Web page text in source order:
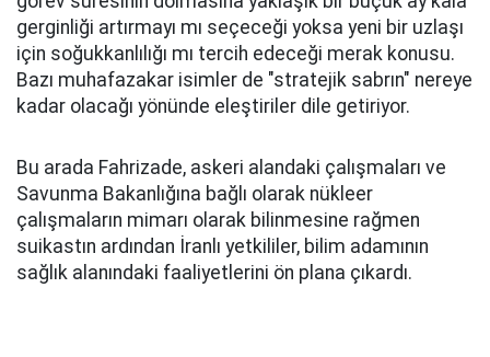
gerginliği artırmayı mı seçeceği yoksa yeni bir uzlaşı
için soğukkanlılığı mı tercih edeceği merak konusu.
Bazı muhafazakar isimler de "stratejik sabrın" nereye
kadar olacağı yönünde eleştiriler dile getiriyor.
Bu arada Fahrizade, askeri alandaki çalışmaları ve
Savunma Bakanlığına bağlı olarak nükleer
çalışmaların mimarı olarak bilinmesine rağmen
suikastın ardından İranlı yetkililer, bilim adamının
sağlık alanındaki faaliyetlerini ön plana çıkardı.